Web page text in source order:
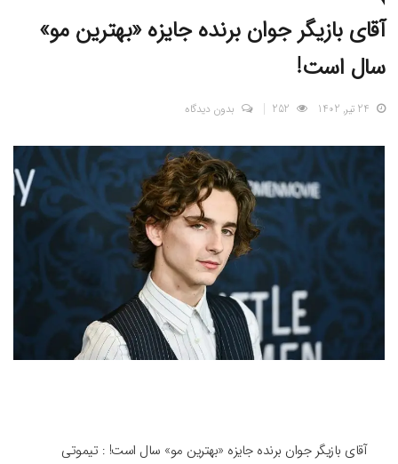
آقای بازیگر جوان برنده جایزه «بهترین مو»
سال است!
24 تیر, 1402 بدون دیدگاه
آقای بازیگر جوان برنده جایزه «بهترین مو» سال است! : تیموتی